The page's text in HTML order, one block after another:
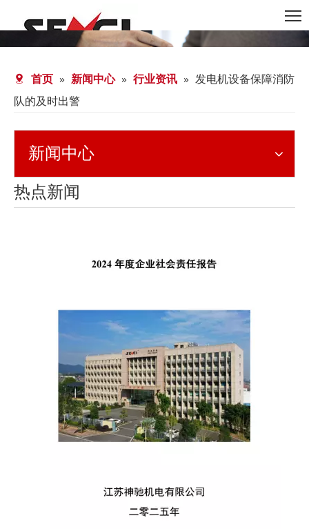
首页 » 新闻中心 » 行业资讯 » 发电机设备保障消防
队的及时出警
新闻中心
热点新闻